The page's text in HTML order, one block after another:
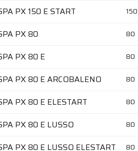
PX 150 E START 150
PX 80 80
PX 80 E 80
PX 80 E ARCOBALENO 80
PX 80 E ELESTART 80
PX 80 E LUSSO 80
PX 80 E LUSSO ELESTART 80